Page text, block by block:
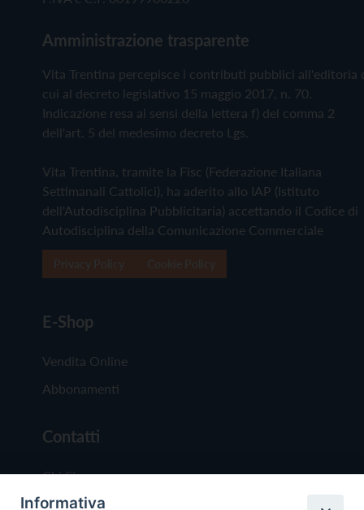
Amministrazione trasparente
Vita Trentina percepisce i contributi pubblici all'editoria
cui al decreto legislativo 15 maggio 2017, n. 70.
Indicazione resa ai sensi della lettera f) del comma 2
dell'art. 5 del medesimo decreto Lgs.
Vita Trentina, tramite la Fisc (Federazione Italiana
Settimanali Cattolici), ha aderito allo IAP (Istituto
dell'Autodisciplina Pubblicitaria) accettando il Codice di
Autodisciplina della Comunicazione Commerciale
E-Shop
Vendita Online
Abbonamenti
Contatti
Chi Siamo
Redazione
Informativa